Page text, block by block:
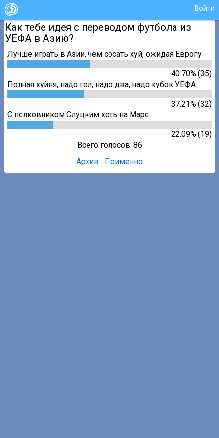
Войти
Как тебе идея с переводом футбола из
УЕФА в Азию?
Лучше играть в Азии, чем сосать хуй, ожидая Европу
40.70% (35)
Полная хуйня, надо гол, надо два, надо кубок УЕФА
37.21% (32)
С полковником Слуцким хоть на Марс
22.09% (19)
Всего голосов: 86
Архив
Поименно